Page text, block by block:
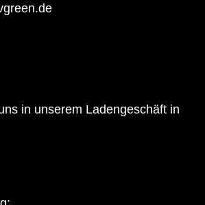
in unserem Ladengeschäft in